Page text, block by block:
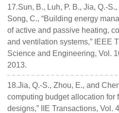
17.Sun, B., Luh, P. B., Jia, Q.-
Song, C., “Building energy
of active and passive heating,
and ventilation systems,” IEEE
Science and Engineering, Vol.
2013.
18.Jia, Q.-S., Zhou, E., and
computing budget allocation for
designs,” IIE Transactions, Vol.